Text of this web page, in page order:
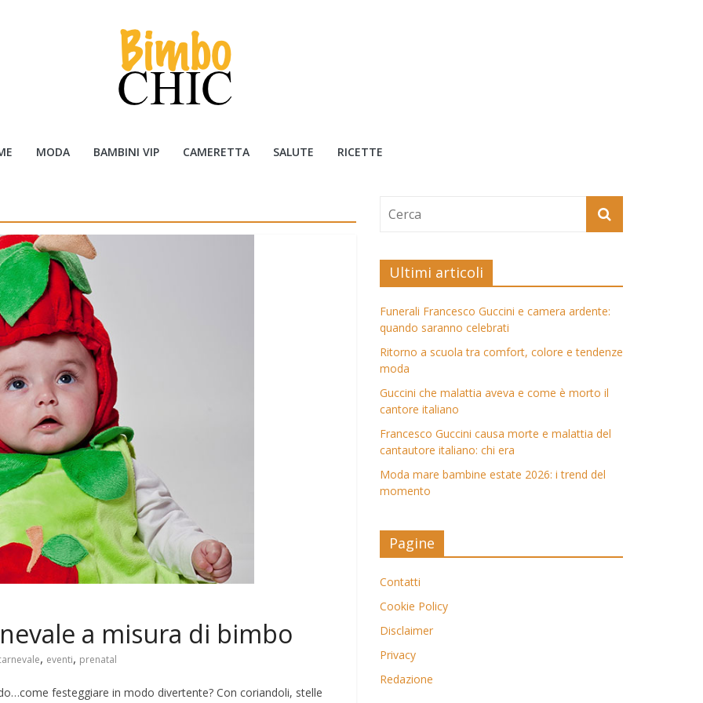
MODA BAMBINI VIP CAMERETTA SALUTE RICETTE
a misura di bimbo
, eventi, prenatal
festeggiare in modo divertente? Con coriandoli, stelle
Ultimi articoli
Funerali Francesco Guccini e camera ardente:
quando saranno celebrati
Ritorno a scuola tra comfort, colore e tendenze
moda
Guccini che malattia aveva e come è morto il
cantore italiano
Francesco Guccini causa morte e malattia del
cantautore italiano: chi era
Moda mare bambine estate 2026: i trend del
momento
Pagine
Contatti
Cookie Policy
Disclaimer
Privacy
Redazione